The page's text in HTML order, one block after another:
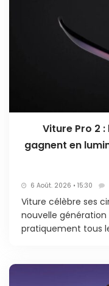
Viture Pro 2
gagnent en
6 Août. 2026 • 15:30
Viture célèbre ses
nouvelle génération
pratiquement tous